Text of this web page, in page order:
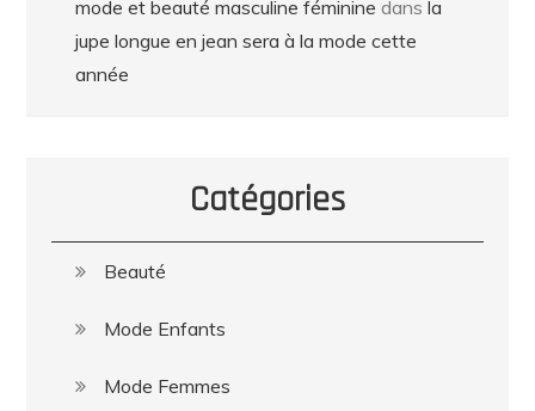
mode et beauté masculine féminine dansla
jupe longue en jean sera à la mode cette
année
Catégories
Beauté
Mode Enfants
Mode Femmes